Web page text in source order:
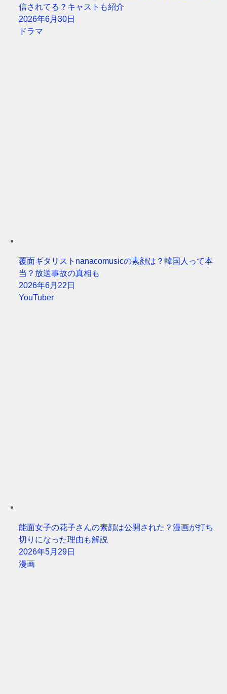
信されてる？キャストも紹介
2026年6月30日
ドラマ
覆面ギタリストnanacomusicの素顔は？韓国人って本
当？放送事故の真相も
2026年6月22日
YouTuber
能面女子の花子さんの素顔は公開された？漫画が打ち
切りになった理由も解説
2026年5月29日
漫画